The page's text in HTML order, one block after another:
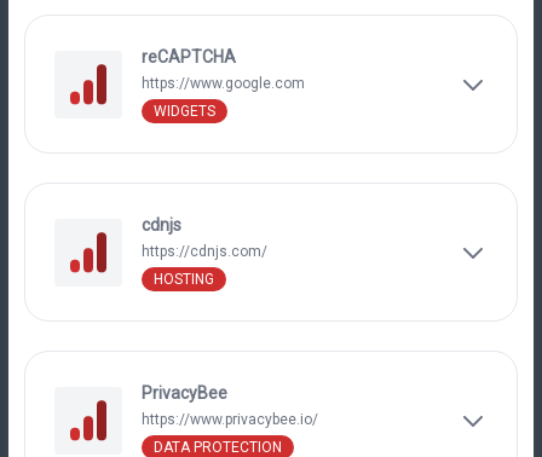
reCAPTCHA
https://www.google.com
WIDGETS
cdnjs
https://cdnjs.com/
HOSTING
PrivacyBee
https://www.privacybee.io/
DATA PROTECTION